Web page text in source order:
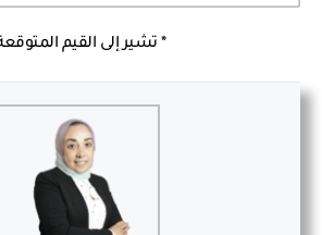
* تشير إلى القيم المتوقعة.